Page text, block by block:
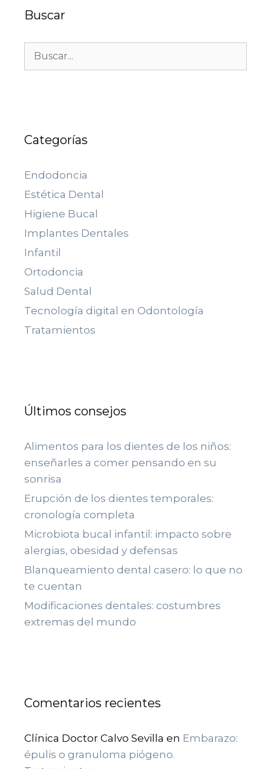
Buscar
Categorías
Endodoncia
Estética Dental
Higiene Bucal
Implantes Dentales
Infantil
Ortodoncia
Salud Dental
Tecnología digital en Odontología
Tratamientos
Últimos consejos
Alimentos para los dientes de los niños:
enseñarles a comer pensando en su
sonrisa
Erupción de los dientes temporales:
cronología completa
Microbiota bucal infantil: impacto sobre
alergias, obesidad y defensas
Blanqueamiento dental casero: lo que no
te cuentan
Modificaciones dentales: costumbres
extremas del mundo
Comentarios recientes
Clínica Doctor Calvo Sevilla en Embarazo:
épulis o granuloma piógeno.